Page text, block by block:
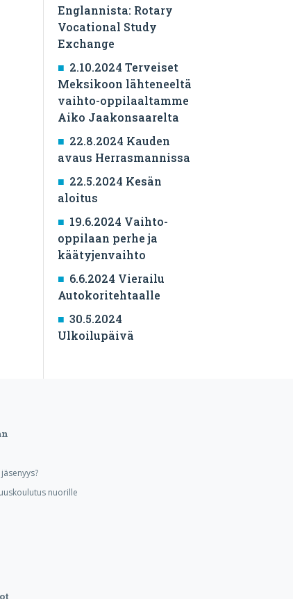
Englannista: Rotary
Vocational Study
Exchange
2.10.2024 Terveiset
Meksikoon lähteneeltä
vaihto-oppilaaltamme
Aiko Jaakonsaarelta
22.8.2024 Kauden
avaus Herrasmannissa
22.5.2024 Kesän
aloitus
19.6.2024 Vaihto-
oppilaan perhe ja
käätyjenvaihto
6.6.2024 Vierailu
Autokoritehtaalle
30.5.2024
Ulkoilupäivä
nuorille